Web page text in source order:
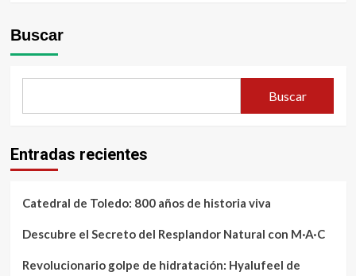
Buscar
Buscar
Entradas recientes
Catedral de Toledo: 800 años de historia viva
Descubre el Secreto del Resplandor Natural con M·A·C
Revolucionario golpe de hidratación: Hyalufeel de